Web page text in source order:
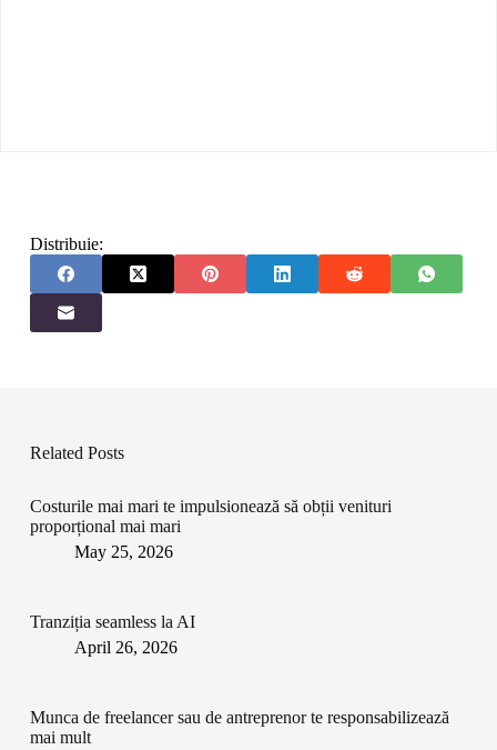
Distribuie:
Related Posts
Costurile mai mari te impulsionează să obții venituri
proporțional mai mari
May 25, 2026
Tranziția seamless la AI
April 26, 2026
Munca de freelancer sau de antreprenor te responsabilizează
mai mult